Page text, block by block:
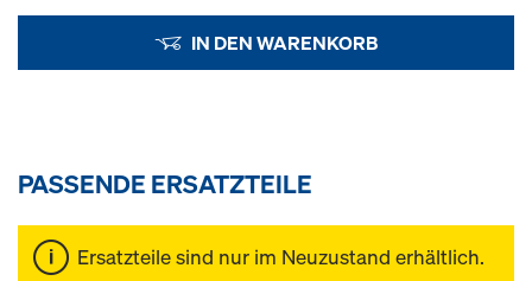
IN DEN WARENKORB
PASSENDE ERSATZTEILE
Ersatzteile sind nur im Neuzustand erhältlich.